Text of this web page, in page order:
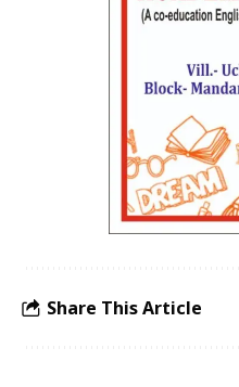
Share This Article